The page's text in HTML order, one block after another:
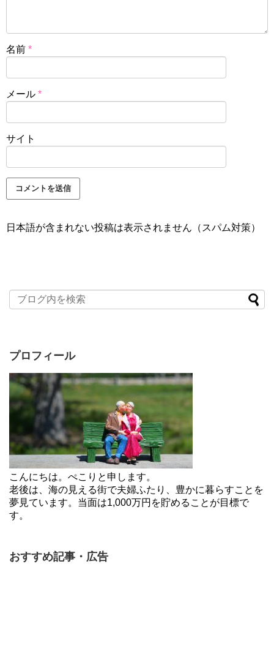
名前 *
メール *
サイト
日本語が含まれない投稿は表示されません（スパム対策）
プロフィール
こんにちは。ぺこりと申します。
老後は、海の見える街で夫婦ふたり、豊かに暮らすことを
夢見ています。当面は1,000万円を貯めることが目標で
す。
おすすめ記事・広告